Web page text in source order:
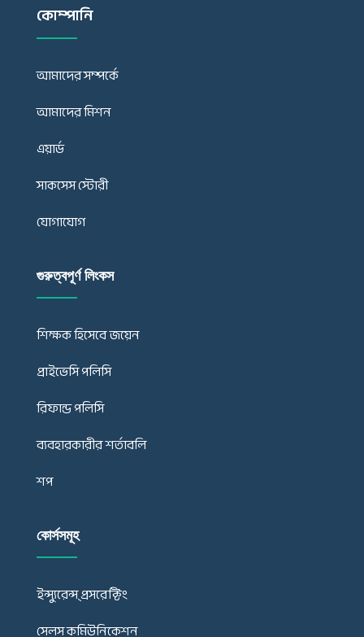
কোম্পানি
আমাদের সম্পর্কে
আমাদের মিশন
এয়ার্ড
সাকসেস স্টোরী
যোগাযোগ
গুরুত্বপূর্ণ লিংকস
শিক্ষক হিসেবে জয়েন
প্রাইভেসি পলিসি
রিফান্ড পলিসি
ব্যবহারকারীর শর্তাবলি
শপ
কোর্সসমূহ
ইন্স্যুরেন্স্ প্রসরেক্টিং
সেলস কমিউনিকেশন